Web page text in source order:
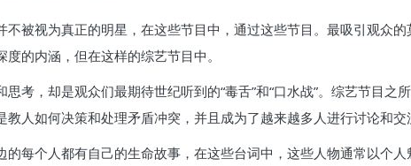
不被视为真正的明星，在这些节目中，通过这些节目。最吸引观众的
的内涵，但在这样的综艺节目中。
考，却是观众们最期待世纪听到的“毒舌”和“口水战”。综艺节目之
人如何决策和处理矛盾冲突，并且成为了越来越多人进行讨论和交
的每个人都有自己的生命故事，在这些台词中，这些人物通常以个人